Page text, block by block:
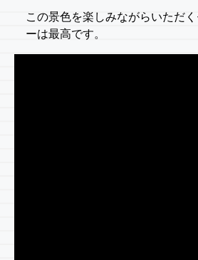
この景色を楽しみながらいただ
ーは最高です。